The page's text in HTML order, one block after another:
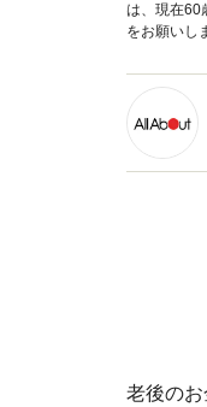
は、現在60
をお願いし
老後の